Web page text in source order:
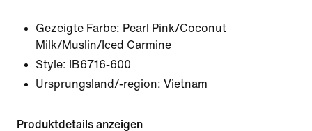
Gezeigte Farbe: Pearl Pink/Coconut
Milk/Muslin/Iced Carmine
Style:
IB6716-600
Ursprungsland/-region: Vietnam
Produktdetails anzeigen